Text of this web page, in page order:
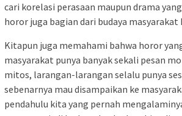
cari korelasi perasaan maupun drama
horor juga bagian dari budaya masyarakat
Kitapun juga memahami bahwa horor
masyarakat punya banyak sekali pesan
mitos, larangan-larangan selalu punya
sebenarnya mau disampaikan ke
pendahulu kita yang pernah